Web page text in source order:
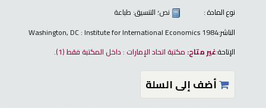
نوع المادة :
نص؛ التنسيق: طباعة
الناشر:Washington, DC : Institute for International Economics 1984
الإتاحة:غير متاح: مكتبة اتحاد الإمارات : داخل المكتبة فقط(1).
أضف إلى السلة